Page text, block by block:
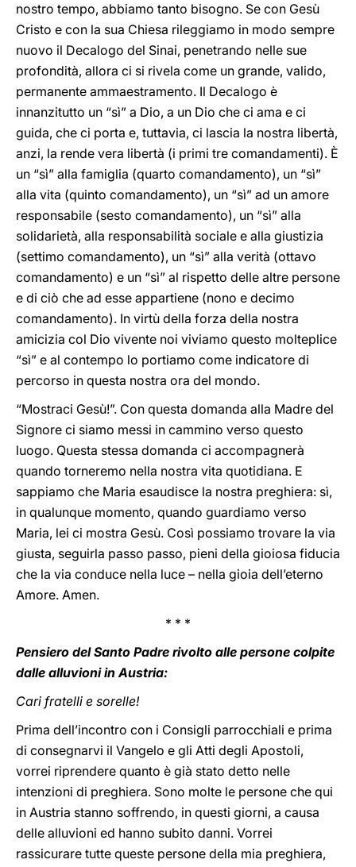
nostro tempo, abbiamo tanto bisogno. Se con Gesù
Cristo e con la sua Chiesa rileggiamo in modo sempre
nuovo il Decalogo del Sinai, penetrando nelle sue
profondità, allora ci si rivela come un grande, valido,
permanente ammaestramento. Il Decalogo è
innanzitutto un “sì” a Dio, a un Dio che ci ama e ci
guida, che ci porta e, tuttavia, ci lascia la nostra libertà,
anzi, la rende vera libertà (i primi tre comandamenti). È
un “sì” alla famiglia (quarto comandamento), un “sì”
alla vita (quinto comandamento), un “sì” ad un amore
responsabile (sesto comandamento), un “sì” alla
solidarietà, alla responsabilità sociale e alla giustizia
(settimo comandamento), un “sì” alla verità (ottavo
comandamento) e un “sì” al rispetto delle altre persone
e di ciò che ad esse appartiene (nono e decimo
comandamento). In virtù della forza della nostra
amicizia col Dio vivente noi viviamo questo molteplice
“sì” e al contempo lo portiamo come indicatore di
percorso in questa nostra ora del mondo.
“Mostraci Gesù!”. Con questa domanda alla Madre del
Signore ci siamo messi in cammino verso questo
luogo. Questa stessa domanda ci accompagnerà
quando torneremo nella nostra vita quotidiana. E
sappiamo che Maria esaudisce la nostra preghiera: sì,
in qualunque momento, quando guardiamo verso
Maria, lei ci mostra Gesù. Così possiamo trovare la via
giusta, seguirla passo passo, pieni della gioiosa fiducia
che la via conduce nella luce – nella gioia dell’eterno
Amore. Amen.
* * *
Pensiero del Santo Padre rivolto alle persone colpite
dalle alluvioni in Austria:
Cari fratelli e sorelle!
Prima dell’incontro con i Consigli parrocchiali e prima
di consegnarvi il Vangelo e gli Atti degli Apostoli,
vorrei riprendere quanto è già stato detto nelle
intenzioni di preghiera. Sono molte le persone che qui
in Austria stanno soffrendo, in questi giorni, a causa
delle alluvioni ed hanno subito danni. Vorrei
rassicurare tutte queste persone della mia preghiera,